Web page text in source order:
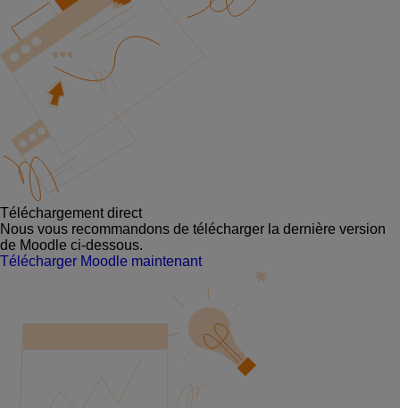
Téléchargement direct
Nous vous recommandons de télécharger la dernière version
de Moodle ci-dessous.
Télécharger Moodle maintenant